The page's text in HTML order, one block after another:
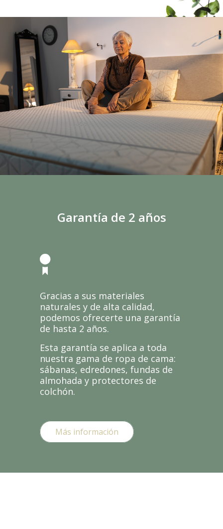
Garantía de 2 años
Gracias a sus materiales
naturales y de alta calidad,
podemos ofrecerte una garantía
de hasta 2 años.
Esta garantía se aplica a toda
nuestra gama de ropa de cama:
sábanas, edredones, fundas de
almohada y protectores de
colchón.
Más información